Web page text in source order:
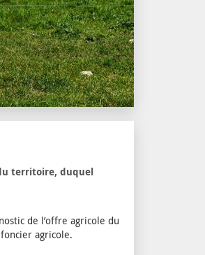
territoire, duquel
de l’offre agricole du
agricole.